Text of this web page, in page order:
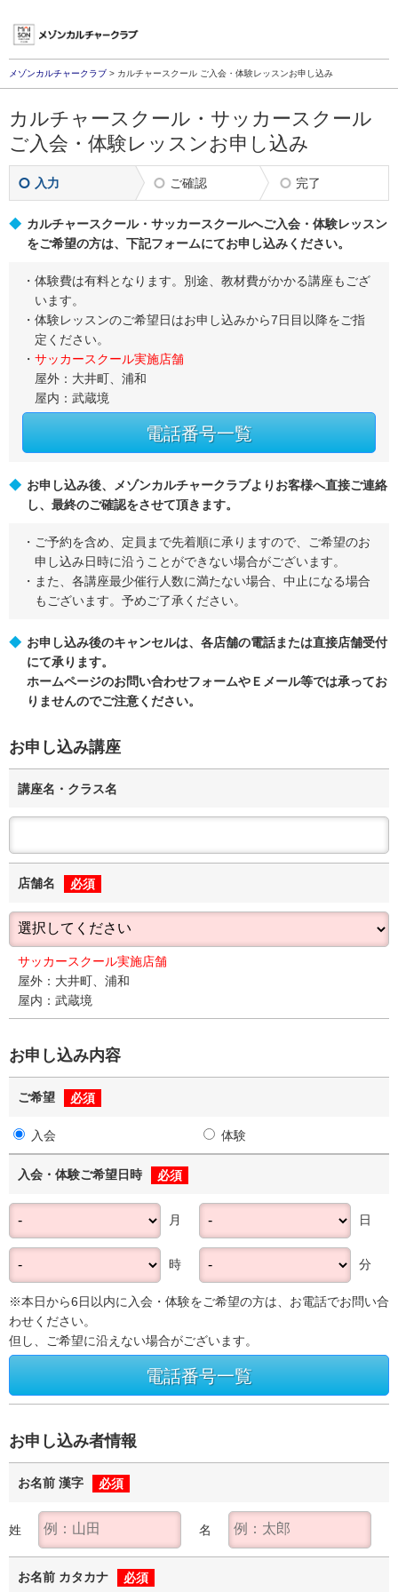
メゾンカルチャークラブ > カルチャースクール ご入会・体験レッスンお申し込み
カルチャースクール・サッカースクール
ご入会・体験レッスンお申し込み
入力 ご確認 完了
カルチャースクール・サッカースクールへご入会・体験レッスン
をご希望の方は、下記フォームにてお申し込みください。
体験費は有料となります。別途、教材費がかかる講座もござ
います。
体験レッスンのご希望日はお申し込みから7日目以降をご指
定ください。
サッカースクール実施店舗
屋外：大井町、浦和
屋内：武蔵境
電話番号一覧
お申し込み後、メゾンカルチャークラブよりお客様へ直接ご連絡
し、最終のご確認をさせて頂きます。
ご予約を含め、定員まで先着順に承りますので、ご希望のお
申し込み日時に沿うことができない場合がございます。
また、各講座最少催行人数に満たない場合、中止になる場合
もございます。予めご了承ください。
お申し込み後のキャンセルは、各店舗の電話または直接店舗受付
にて承ります。
ホームページのお問い合わせフォームやＥメール等では承ってお
りませんのでご注意ください。
お申し込み講座
講座名・クラス名
店舗名 必須
サッカースクール実施店舗
屋外：大井町、浦和
屋内：武蔵境
お申し込み内容
ご希望 必須
入会 体験
入会・体験ご希望日時 必須
月 日
時 分
※本日から6日以内に入会・体験をご希望の方は、お電話でお問い合
わせください。
但し、ご希望に沿えない場合がございます。
電話番号一覧
お申し込み者情報
お名前 漢字 必須
姓 名
お名前 カタカナ 必須